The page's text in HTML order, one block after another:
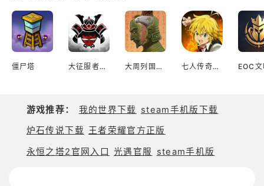
僵尸塔 大征服者2战国时代传奇幕府将军 大周列国志台服 七人传奇光与暗之交战
游戏推荐： 我的世界下载 steam手机版下载
炉石传说下载 王者荣耀官方正版
永恒之塔2官网入口 光遇官服 steam手机版